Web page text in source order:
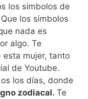
los símbolos de
los símbolos
nada es
algo. Te
esta mujer, tanto
de Youtube.
los días, donde
zodiacal. Te